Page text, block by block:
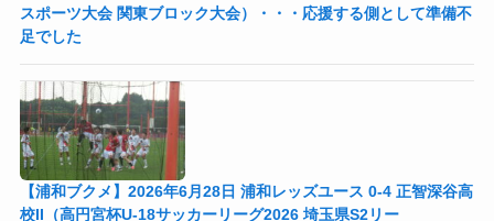
スポーツ大会 関東ブロック大会）・・・応援する側として準備不
足でした
【浦和ブクメ】2026年6月28日 浦和レッズユース 0-4 正智深谷高
校II（高円宮杯U-18サッカーリーグ2026 埼玉県S2リー